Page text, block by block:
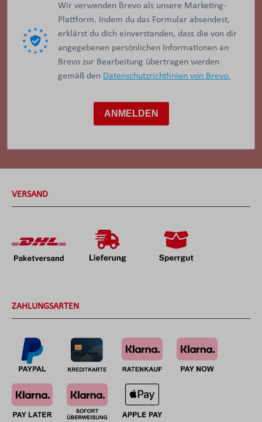
Wir verwenden Brevo als unsere Marketing-
Plattform. Indem du das Formular absendest,
erklärst du dich einverstanden, dass die von dir
angegebenen persönlichen Informationen an
Brevo zur Bearbeitung übertragen werden
gemäß den Datenschutzrichtlinien von Brevo.
ANMELDEN
VERSAND
ZAHLUNGSARTEN